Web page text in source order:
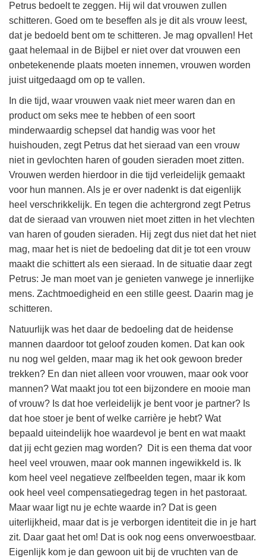
Petrus bedoelt te zeggen. Hij wil dat vrouwen zullen
schitteren. Goed om te beseffen als je dit als vrouw leest,
dat je bedoeld bent om te schitteren. Je mag opvallen! Het
gaat helemaal in de Bijbel er niet over dat vrouwen een
onbetekenende plaats moeten innemen, vrouwen worden
juist uitgedaagd om op te vallen.
In die tijd, waar vrouwen vaak niet meer waren dan en
product om seks mee te hebben of een soort
minderwaardig schepsel dat handig was voor het
huishouden, zegt Petrus dat het sieraad van een vrouw
niet in gevlochten haren of gouden sieraden moet zitten.
Vrouwen werden hierdoor in die tijd verleidelijk gemaakt
voor hun mannen. Als je er over nadenkt is dat eigenlijk
heel verschrikkelijk. En tegen die achtergrond zegt Petrus
dat de sieraad van vrouwen niet moet zitten in het vlechten
van haren of gouden sieraden. Hij zegt dus niet dat het niet
mag, maar het is niet de bedoeling dat dit je tot een vrouw
maakt die schittert als een sieraad. In de situatie daar zegt
Petrus: Je man moet van je genieten vanwege je innerlijke
mens. Zachtmoedigheid en een stille geest. Daarin mag je
schitteren.
Natuurlijk was het daar de bedoeling dat de heidense
mannen daardoor tot geloof zouden komen. Dat kan ook
nu nog wel gelden, maar mag ik het ook gewoon breder
trekken? En dan niet alleen voor vrouwen, maar ook voor
mannen? Wat maakt jou tot een bijzondere en mooie man
of vrouw? Is dat hoe verleidelijk je bent voor je partner? Is
dat hoe stoer je bent of welke carrière je hebt? Wat
bepaald uiteindelijk hoe waardevol je bent en wat maakt
dat jij echt gezien mag worden? Dit is een thema dat voor
heel veel vrouwen, maar ook mannen ingewikkeld is. Ik
kom heel veel negatieve zelfbeelden tegen, maar ik kom
ook heel veel compensatiegedrag tegen in het pastoraat.
Maar waar ligt nu je echte waarde in? Dat is geen
uiterlijkheid, maar dat is je verborgen identiteit die in je hart
zit. Daar gaat het om! Dat is ook nog eens onverwoestbaar.
Eigenlijk kom je dan gewoon uit bij de vruchten van de